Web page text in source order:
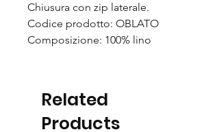
Chiusura con zip laterale.
Codice prodotto: OBLATO
Composizione: 100% lino
Related
Products